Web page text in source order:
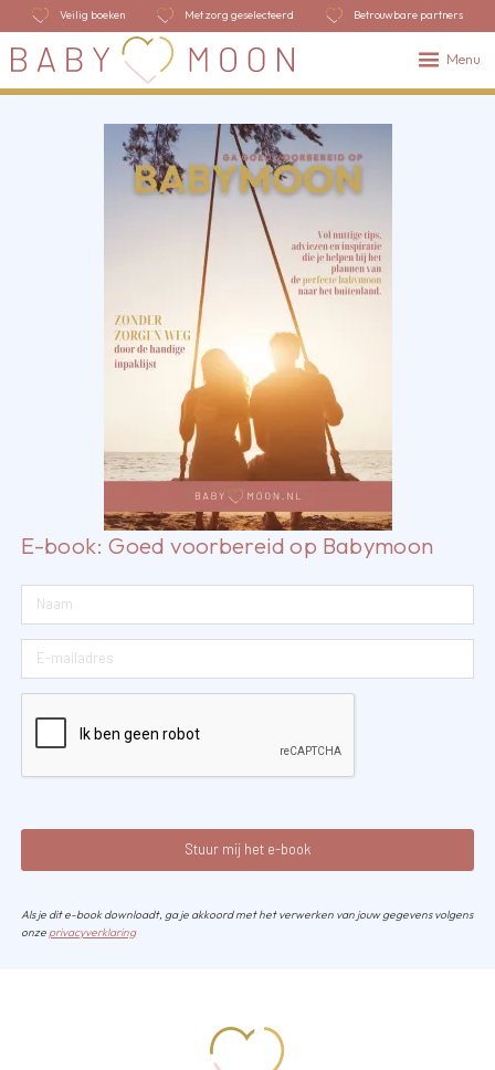
Veilig boeken Met zorg geselecteerd Betrouwbare partners
Menu
E-book: Goed voorbereid op Babymoon
Stuur mij het e-book
Als je dit e-book downloadt, ga je akkoord met het verwerken van jouw gegevens volgens
onzeprivacyverklaring